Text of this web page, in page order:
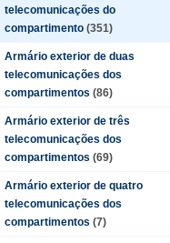
telecomunicações do
compartimento (351)
Armário exterior de duas
telecomunicações dos
compartimentos (86)
Armário exterior de três
telecomunicações dos
compartimentos (69)
Armário exterior de quatro
telecomunicações dos
compartimentos (7)